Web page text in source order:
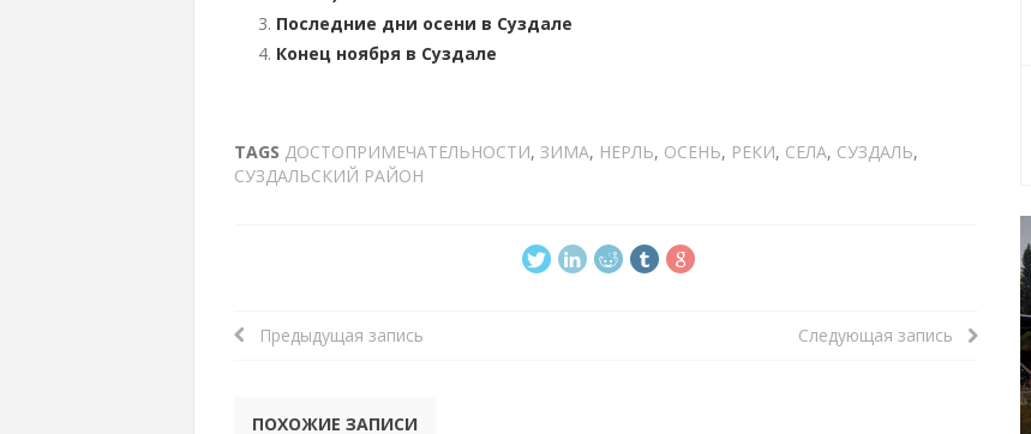
Последние дни осени в Суздале
Конец ноября в Суздале
TAGS ДОСТОПРИМЕЧАТЕЛЬНОСТИ, ЗИМА, НЕРЛЬ, ОСЕНЬ, РЕКИ, СЕЛА, СУЗДАЛЬ,
СУЗДАЛЬСКИЙ РАЙОН
Предыдущая запись Следующая запись
ПОХОЖИЕ ЗАПИСИ